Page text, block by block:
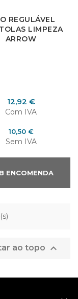
REGULÁVEL
LIMPEZA
ARROW
Preço
12,92 €
Com IVA
Preço
10,50 €
Sem IVA
ENCOMENDA
ao topo 